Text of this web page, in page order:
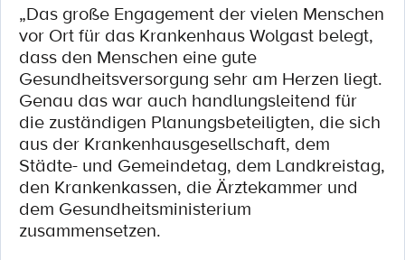
„Das große Engagement der vielen Menschen
vor Ort für das Krankenhaus Wolgast belegt,
dass den Menschen eine gute
Gesundheitsversorgung sehr am Herzen liegt.
Genau das war auch handlungsleitend für
die zuständigen Planungsbeteiligten, die sich
aus der Krankenhausgesellschaft, dem
Städte- und Gemeindetag, dem Landkreistag,
den Krankenkassen, die Ärztekammer und
dem Gesundheitsministerium
zusammensetzen.